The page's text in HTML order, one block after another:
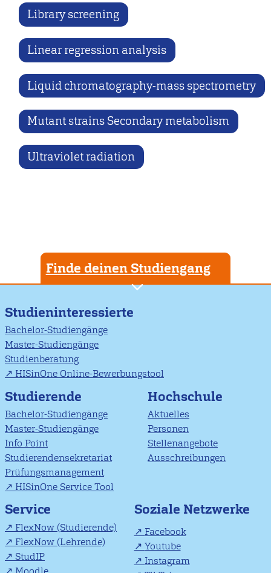
Library screening
Linear regression analysis
Liquid chromatography-mass spectrometry
Mutant strains Secondary metabolism
Ultraviolet radiation
Finde deinen Studiengang
Studieninteressierte
Bachelor-Studiengänge
Master-Studiengänge
Studienberatung
HISinOne Online-Bewerbungstool
Studierende
Bachelor-Studiengänge
Master-Studiengänge
Info Point
Studierendensekretariat
Prüfungsmanagement
HISinOne Service Tool
Hochschule
Aktuelles
Personen
Stellenangebote
Ausschreibungen
Service
FlexNow (Studierende)
FlexNow (Lehrende)
StudIP
Soziale Netzwerke
Facebook
Youtube
Instagram